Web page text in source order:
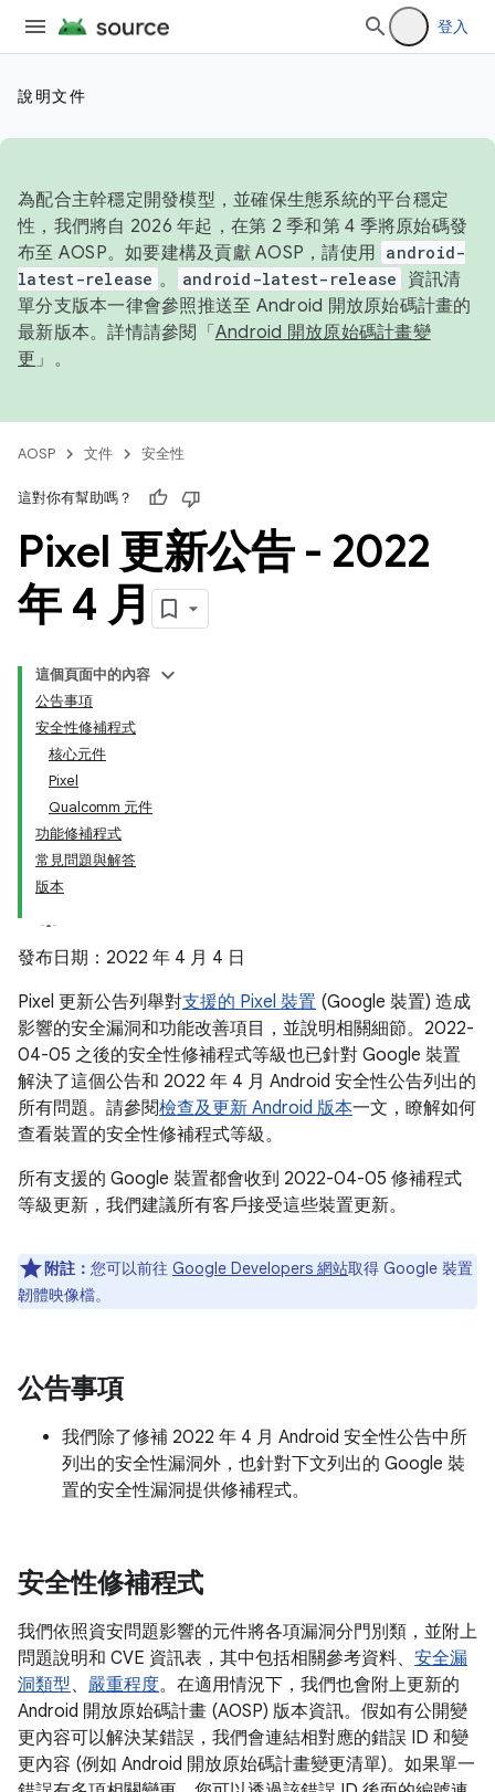
登入
說明文件
為配合主幹穩定開發模型，並確保生態系統的平台穩定
性，我們將自 2026 年起，在第 2 季和第 4 季將原始碼發
布至 AOSP。如要建構及貢獻 AOSP，請使用 android-
latest-release 。 android-latest-release
資訊清
單分支版本一律會參照推送至 Android 開放原始碼計畫的
最新版本。詳情請參閱「 Android 開放原始碼計畫變
更 」。
AOSP 文件 安全性
這對你有幫助嗎？
Pixel 更新公告 - 2022
年 4 月
這個頁面中的內容
公告事項
安全性修補程式
核心元件
Pixel
Qualcomm 元件
功能修補程式
常見問題與解答
版本
發布日期：2022 年 4 月 4 日
Pixel 更新公告列舉對支援的 Pixel 裝置 (Google 裝置) 造成
影響的安全漏洞和功能改善項目，並說明相關細節。2022-
04-05 之後的安全性修補程式等級也已針對 Google 裝置
解決了這個公告和 2022 年 4 月 Android 安全性公告列出的
所有問題。請參閱檢查及更新 Android 版本一文，瞭解如何
查看裝置的安全性修補程式等級。
所有支援的 Google 裝置都會收到 2022-04-05 修補程式
等級更新，我們建議所有客戶接受這些裝置更新。
附註： 您可以前往 Google Developers 網站取得 Google 裝置
韌體映像檔。
公告事項
我們除了修補 2022 年 4 月 Android 安全性公告中所
列出的安全性漏洞外，也針對下文列出的 Google 裝
置的安全性漏洞提供修補程式。
安全性修補程式
我們依照資安問題影響的元件將各項漏洞分門別類，並附上
問題說明和 CVE 資訊表，其中包括相關參考資料、 安全漏
洞類型、 嚴重程度。在適用情況下，我們也會附上更新的
Android 開放原始碼計畫 (AOSP) 版本資訊。假如有公開變
更內容可以解決某錯誤，我們會連結相對應的錯誤 ID 和變
更內容 (例如 Android 開放原始碼計畫變更清單)。如果單一